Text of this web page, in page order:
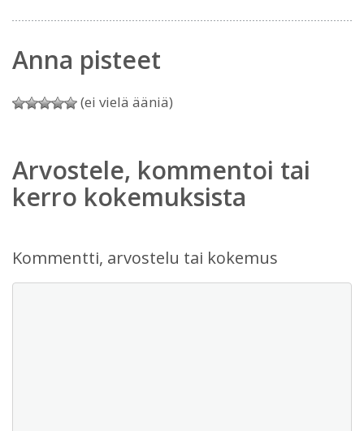
Anna pisteet
(ei vielä ääniä)
Arvostele, kommentoi tai
kerro kokemuksista
Kommentti, arvostelu tai kokemus